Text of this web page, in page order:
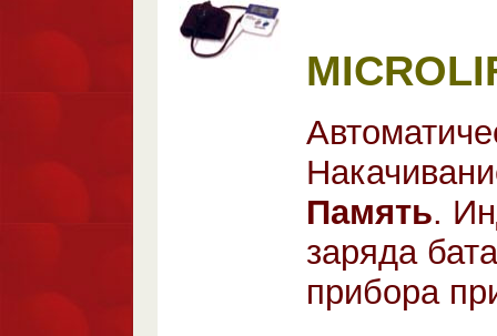
Память.
заряда
прибора